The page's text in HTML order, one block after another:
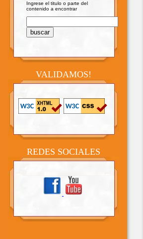
Ingrese el titulo o parte del
contenido a encontrar
VALIDAMOS!
REDES SOCIALES